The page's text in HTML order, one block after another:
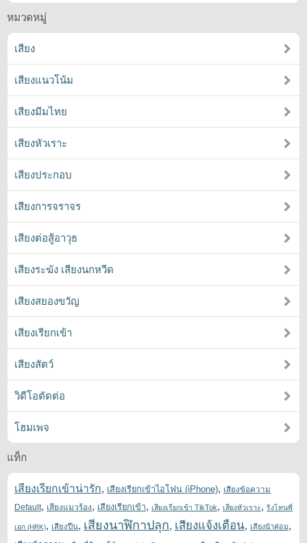
หมวดหมู่
เสียง
เสียงแนวโน้ม
เสียงมีมไทย
เสียงหัวเราะ
เสียงประกอบ
เสียงการจราจร
เสียงต่อสู้อาวุธ
เสียงระฆัง เสียงนกหวีด
เสียงสยองขวัญ
เสียงเรียกเข้า
เสียงสัตว์
วิดีโอตัดต่อ
โฮมเพจ
แท็ก
เสียงเรียกเข้าน่ารัก, เสียงเรียกเข้าไอโฟน (iPhone), เสียงข้อความ
Default, เสียงแมวร้อง, เสียงเรียกเข้า, เสียงเรียกเข้า TikTok, เสียงหัวเราะ, ริงโทนพี่
เอก (HRK), เสียงปืน, เสียงนาฬิกาปลุก, เสียงแจ้งเตือน, เสียงน้าค่อม,